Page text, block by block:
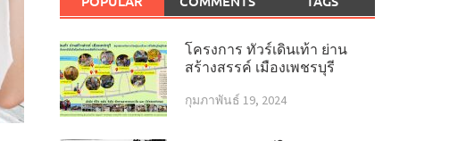
โครงการ ทัวร์เดินเท้า ย่าน
สร้างสรรค์ เมืองเพชรบุรี
กุมภาพันธ์ 19, 2024